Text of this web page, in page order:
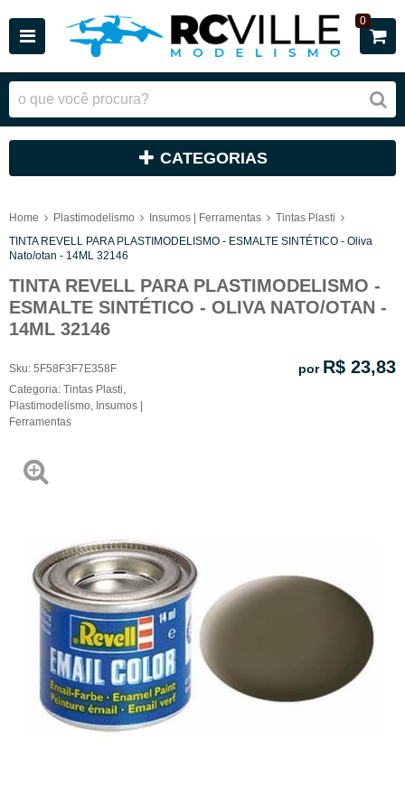
0
CATEGORIAS
Home Plastimodelismo Insumos | Ferramentas
Tintas Plasti
TINTA REVELL PARA PLASTIMODELISMO - ESMALTE SINTÉTICO - Oliva
Nato/otan - 14ML 32146
TINTA REVELL PARA PLASTIMODELISMO -
ESMALTE SINTÉTICO - OLIVA NATO/OTAN -
14ML 32146
Sku: 5F58F3F7E358F
Categoria: Tintas Plasti
Plastimodelismo Insumos |
Ferramentas
por R$ 23,83